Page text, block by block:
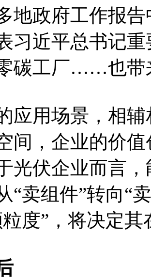
地政府工作报
习近平总书记
碳工厂……也带
应用场景，相
间，企业的价
伏企业而言，
“卖组件”转向“
度”，将决定